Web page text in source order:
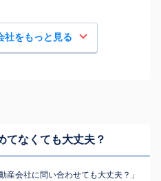
社をもっと見る
てなくても大丈夫？
産会社に問い合わせても大丈夫？」